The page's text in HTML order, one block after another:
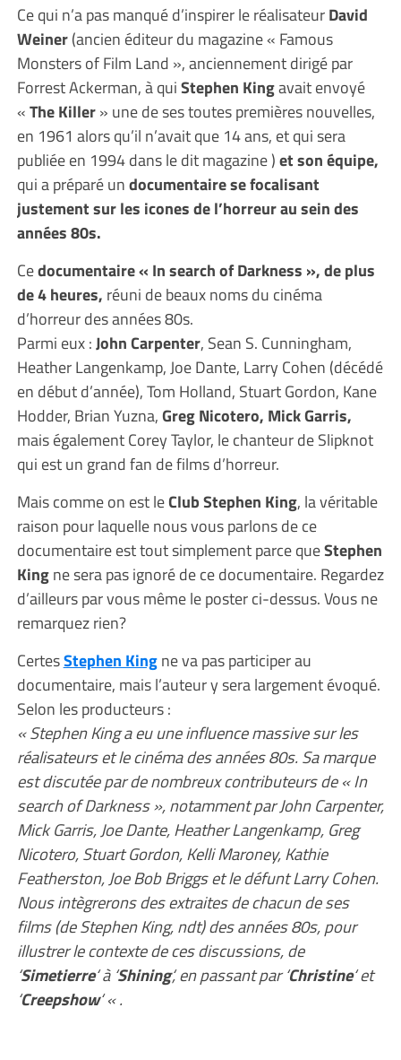
Ce qui n’a pas manqué d’inspirer le réalisateurDavid
Weiner(ancien éditeur du magazine « Famous
Monsters of Film Land », anciennement dirigé par
Forrest Ackerman, à quiStephen Kingavait envoyé
«The Killer» une de ses toutes premières nouvelles,
en 1961 alors qu’il n’avait que 14 ans, et qui sera
publiée en 1994 dans le dit magazine )et son équipe,
qui a préparé undocumentaire se focalisant
justement sur les icones de l’horreur au sein des
années 80s.
Cedocumentaire « In search of Darkness », de plus
de 4 heures, réuni de beaux noms du cinéma
d’horreur des années 80s.
Parmi eux :John Carpenter, Sean S. Cunningham,
Heather Langenkamp, Joe Dante, Larry Cohen (décédé
en début d’année), Tom Holland, Stuart Gordon, Kane
Hodder, Brian Yuzna,Greg Nicotero, Mick Garris,
mais également Corey Taylor, le chanteur de Slipknot
qui est un grand fan de films d’horreur.
Mais comme on est leClub Stephen King, la véritable
raison pour laquelle nous vous parlons de ce
documentaire est tout simplement parce queStephen
Kingne sera pas ignoré de ce documentaire. Regardez
d’ailleurs par vous même le poster ci-dessus. Vous ne
remarquez rien?
CertesStephen Kingne va pas participer au
documentaire, mais l’auteur y sera largement évoqué.
Selon les producteurs :
« Stephen King a eu une influence massive sur les
réalisateurs et le cinéma des années 80s. Sa marque
est discutée par de nombreux contributeurs de « In
search of Darkness », notamment par John Carpenter,
Mick Garris, Joe Dante, Heather Langenkamp, Greg
Nicotero, Stuart Gordon, Kelli Maroney, Kathie
Featherston, Joe Bob Briggs et le défunt Larry Cohen.
Nous intègrerons des extraites de chacun de ses
films (de Stephen King, ndt) des années 80s, pour
illustrer le contexte de ces discussions, de
‘Simetierre‘ à ‘Shining‘, en passant par ‘Christine‘ et
‘Creepshow‘ « .